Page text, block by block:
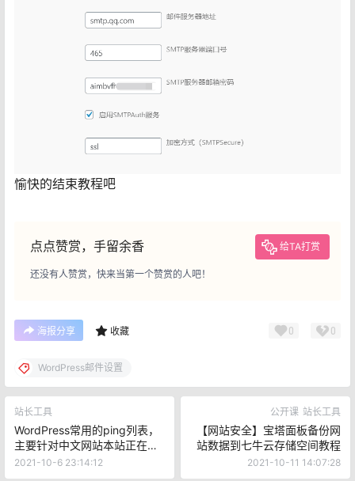
愉快的结束教程吧
点点赞赏，手留余香 给TA打赏
还没有人赞赏，快来当第一个赞赏的人吧！
海报分享 收藏 0 0
WordPress邮件设置
站长工具
WordPress常用的ping列表，
主要针对中文网站本站正在使
用
2021-10-6 23:14:12
公开课 站长工具
【网站安全】宝塔面板备份网
站数据到七牛云存储空间教程
2021-10-11 14:07:28